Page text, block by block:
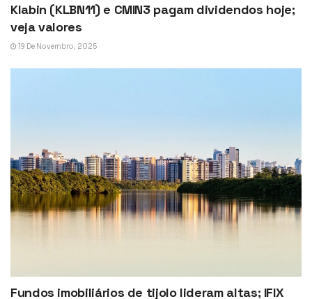
Klabin (KLBN11) e CMIN3 pagam dividendos hoje;
veja valores
19 De Novembro, 2025
Fundos imobiliários de tijolo lideram altas; IFIX